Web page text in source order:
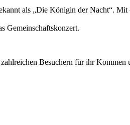
als „Die Königin der Nacht“.
Gemeinschaftskonzert.
Besuchern für ihr